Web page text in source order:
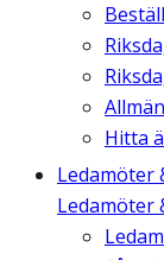
Hitta
Ledamöter
Ledamöter